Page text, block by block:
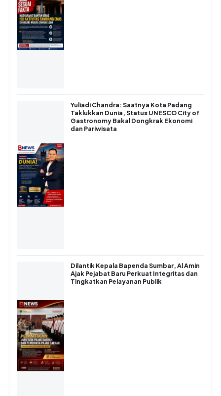
Yuliadi Chandra: Saatnya Kota Padang
Taklukkan Dunia, Status UNESCO City of
Gastronomy Bakal Dongkrak Ekonomi
dan Pariwisata
Dilantik Kepala Bapenda Sumbar, Al Amin
Ajak Pejabat Baru Perkuat Integritas dan
Tingkatkan Pelayanan Publik